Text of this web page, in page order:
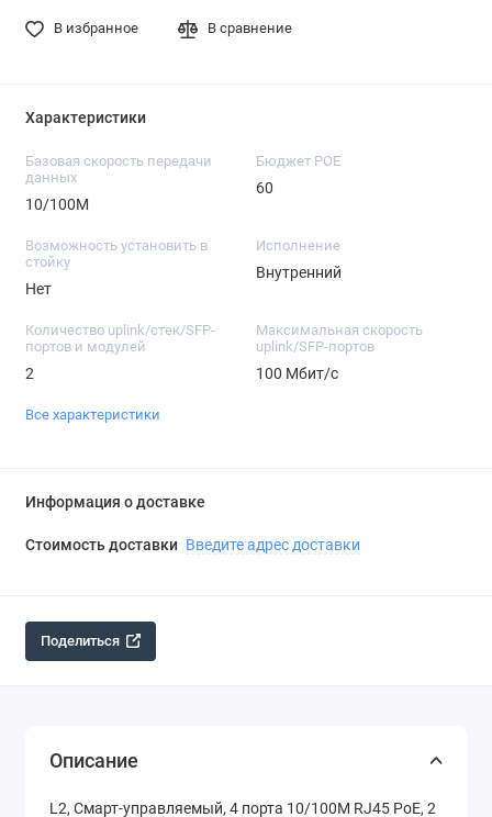
В избранное В сравнение
Характеристики
Базовая скорость передачи
данных
10/100M
Бюджет POE
60
Возможность установить в
стойку
Нет
Исполнение
Внутренний
Количество uplink/стек/SFP-
портов и модулей
2
Максимальная скорость
uplink/SFP-портов
100 Мбит/с
Все характеристики
Информация о доставке
Стоимость доставки Введите адрес доставки
Поделиться
Описание
L2, Смарт-управляемый, 4 порта 10/100M RJ45 PoE, 2